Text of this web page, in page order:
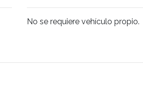
No se requiere vehículo propio.